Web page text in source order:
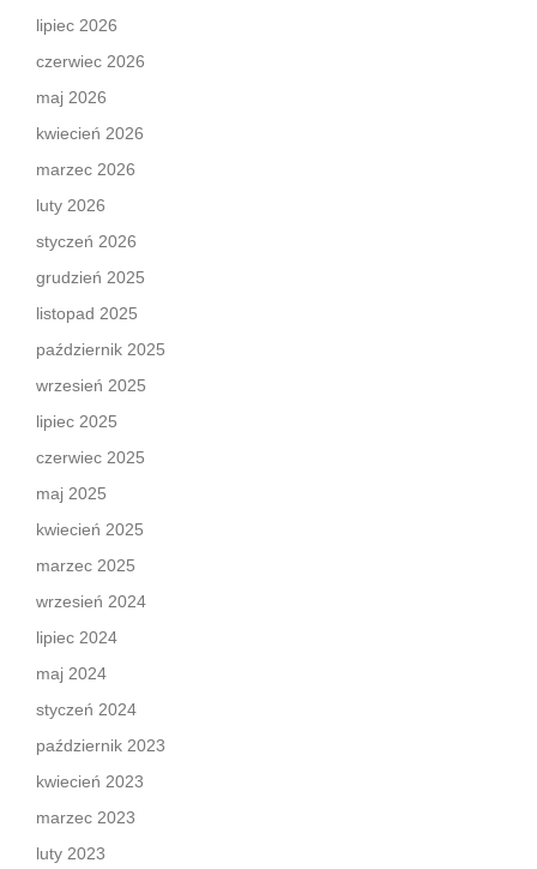
lipiec 2026
czerwiec 2026
maj 2026
kwiecień 2026
marzec 2026
luty 2026
styczeń 2026
grudzień 2025
listopad 2025
październik 2025
wrzesień 2025
lipiec 2025
czerwiec 2025
maj 2025
kwiecień 2025
marzec 2025
wrzesień 2024
lipiec 2024
maj 2024
styczeń 2024
październik 2023
kwiecień 2023
marzec 2023
luty 2023